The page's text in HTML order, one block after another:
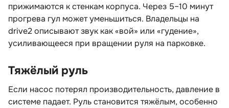
прижимаются к стенкам корпуса. Через 5–10 минут
прогрева гул может уменьшиться. Владельцы на
drive2 описывают звук как «вой» или «гудение»,
усиливающееся при вращении руля на парковке.
Тяжёлый руль
Если насос потерял производительность, давление
системе падает. Руль становится тяжёлым, особенно